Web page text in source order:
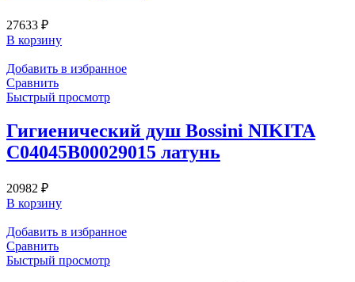
27633 ₽
В корзину
Добавить в избранное
Сравнить
Быстрый просмотр
Гигиенический душ Bossini NIKITA
C04045B00029015 латунь
20982 ₽
В корзину
Добавить в избранное
Сравнить
Быстрый просмотр